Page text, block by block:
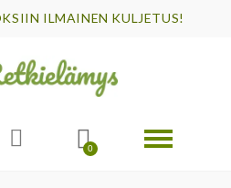
ILMAINEN KULJETUS!